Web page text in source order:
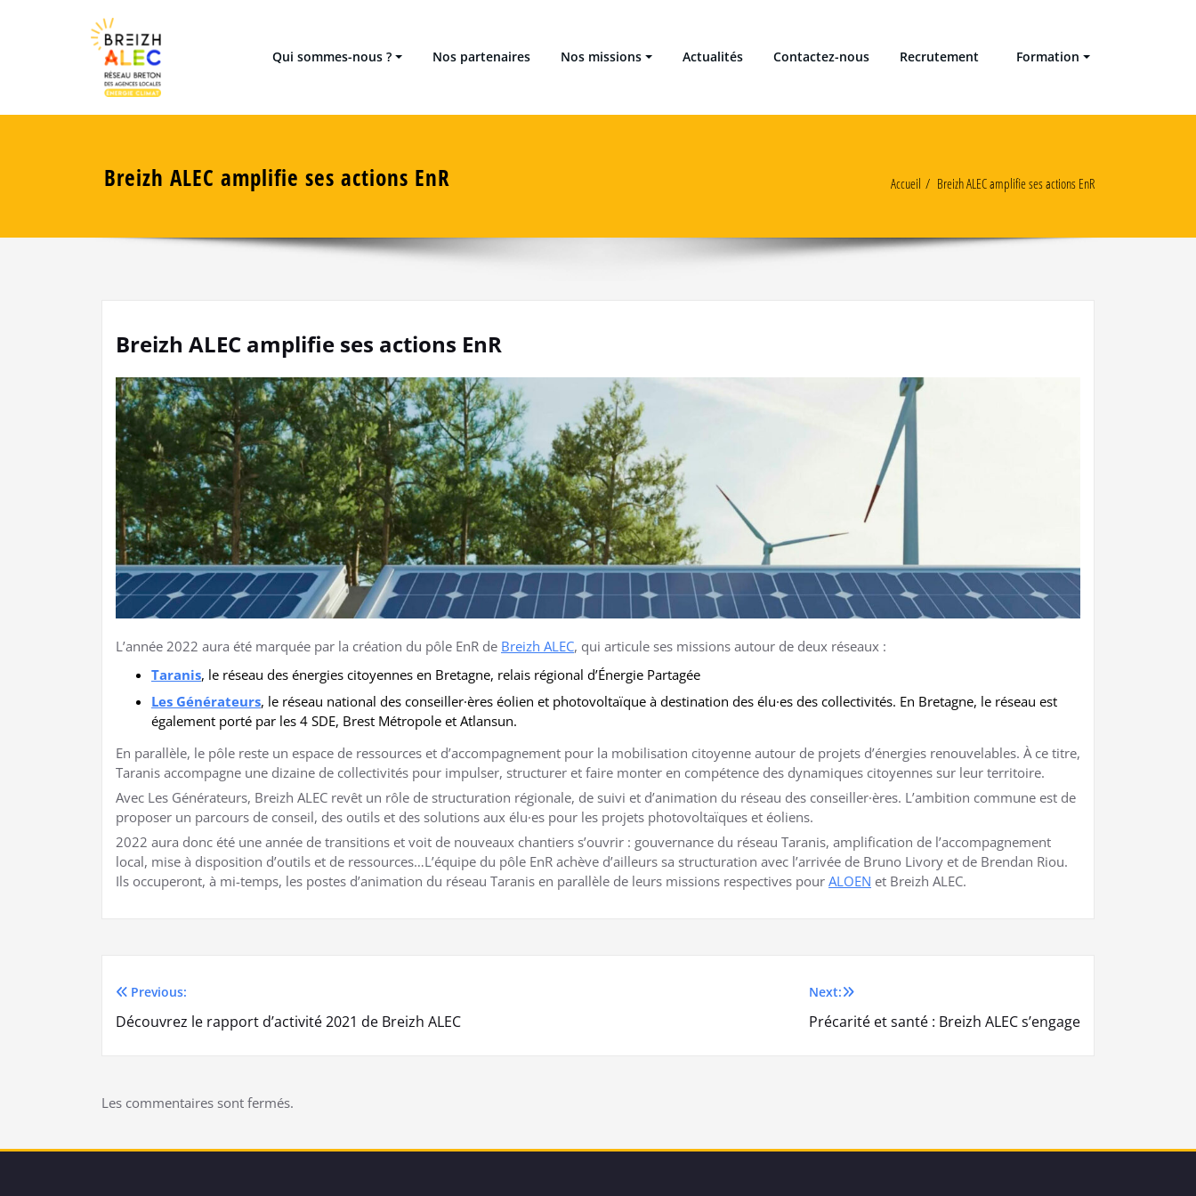
Qui sommes-nous ? Nos partenaires Nos missions Actualités Contactez-nous Recrutement Formation
Breizh ALEC amplifie ses actions EnR Accueil Breizh ALEC amplifie ses actions EnR
Breizh ALEC amplifie ses actions EnR
L’année 2022 aura été marquée par la création du pôle EnR de Breizh ALEC, qui articule ses missions autour de deux réseaux :
Taranis, le réseau des énergies citoyennes en Bretagne, relais régional d’Énergie Partagée
Les Générateurs, le réseau national des conseiller·ères éolien et photovoltaïque à destination des élu·es des collectivités. En Bretagne, le réseau est
également porté par les 4 SDE, Brest Métropole et Atlansun.
En parallèle, le pôle reste un espace de ressources et d’accompagnement pour la mobilisation citoyenne autour de projets d’énergies renouvelables. À ce titre,
Taranis accompagne une dizaine de collectivités pour impulser, structurer et faire monter en compétence des dynamiques citoyennes sur leur territoire.
Avec Les Générateurs, Breizh ALEC revêt un rôle de structuration régionale, de suivi et d’animation du réseau des conseiller·ères. L’ambition commune est de
proposer un parcours de conseil, des outils et des solutions aux élu·es pour les projets photovoltaïques et éoliens.
2022 aura donc été une année de transitions et voit de nouveaux chantiers s’ouvrir : gouvernance du réseau Taranis, amplification de l’accompagnement
local, mise à disposition d’outils et de ressources…L’équipe du pôle EnR achève d’ailleurs sa structuration avec l’arrivée de Bruno Livory et de Brendan Riou.
Ils occuperont, à mi-temps, les postes d’animation du réseau Taranis en parallèle de leurs missions respectives pour ALOEN et Breizh ALEC.
Navigation
Previous:
Découvrez le rapport d’activité 2021 de Breizh ALEC
Next:
Précarité et santé : Breizh ALEC s’engage
Les commentaires sont fermés.